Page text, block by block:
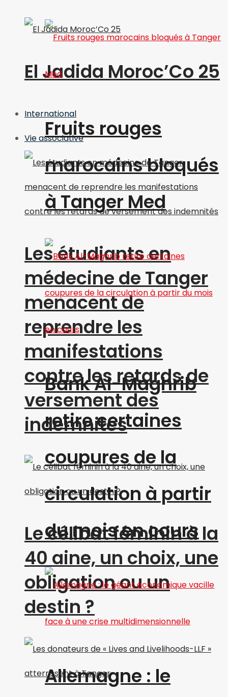
El Jadida Moroc’Co 25
International
Vie associative
Les étudiants en
médecine de Tanger
menacent de
reprendre les
manifestations
contre les retards de
versement des
indemnités
Le célibat féminin à la
40 aine, un choix, une
obligation ou un
destin ?
Fruits rouges
marocains bloqués
à Tanger Med
Bank Al-Maghrib
retire certaines
coupures de la
circulation à partir
du mois en cours
Allemagne : le